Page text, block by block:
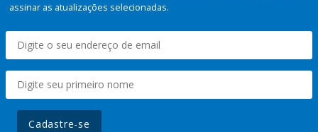
assinar as atualizações selecionadas.
Cadastre-se